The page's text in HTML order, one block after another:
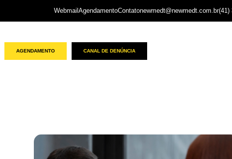
Webmail AgendamentoContatonewmedt@newmedt.com.br(41)
AGENDAMENTO CANAL DE DENÚNCIA